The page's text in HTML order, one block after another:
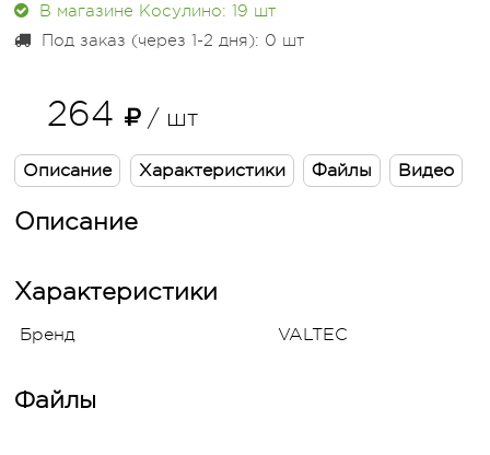
В магазине Косулино: 19 шт
Под заказ (через 1-2 дня): 0 шт
264 / шт
Описание Характеристики Файлы Видео
Описание
Характеристики
Бренд VALTEC
Файлы